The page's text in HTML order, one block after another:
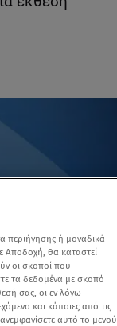
περιήγησης ή μοναδικά
Αποδοχή, θα καταστεί
οι σκοποί που
τα δεδομένα με σκοπό
σας, οι εν λόγω
και κάποιες από τις
αυτό το μενού